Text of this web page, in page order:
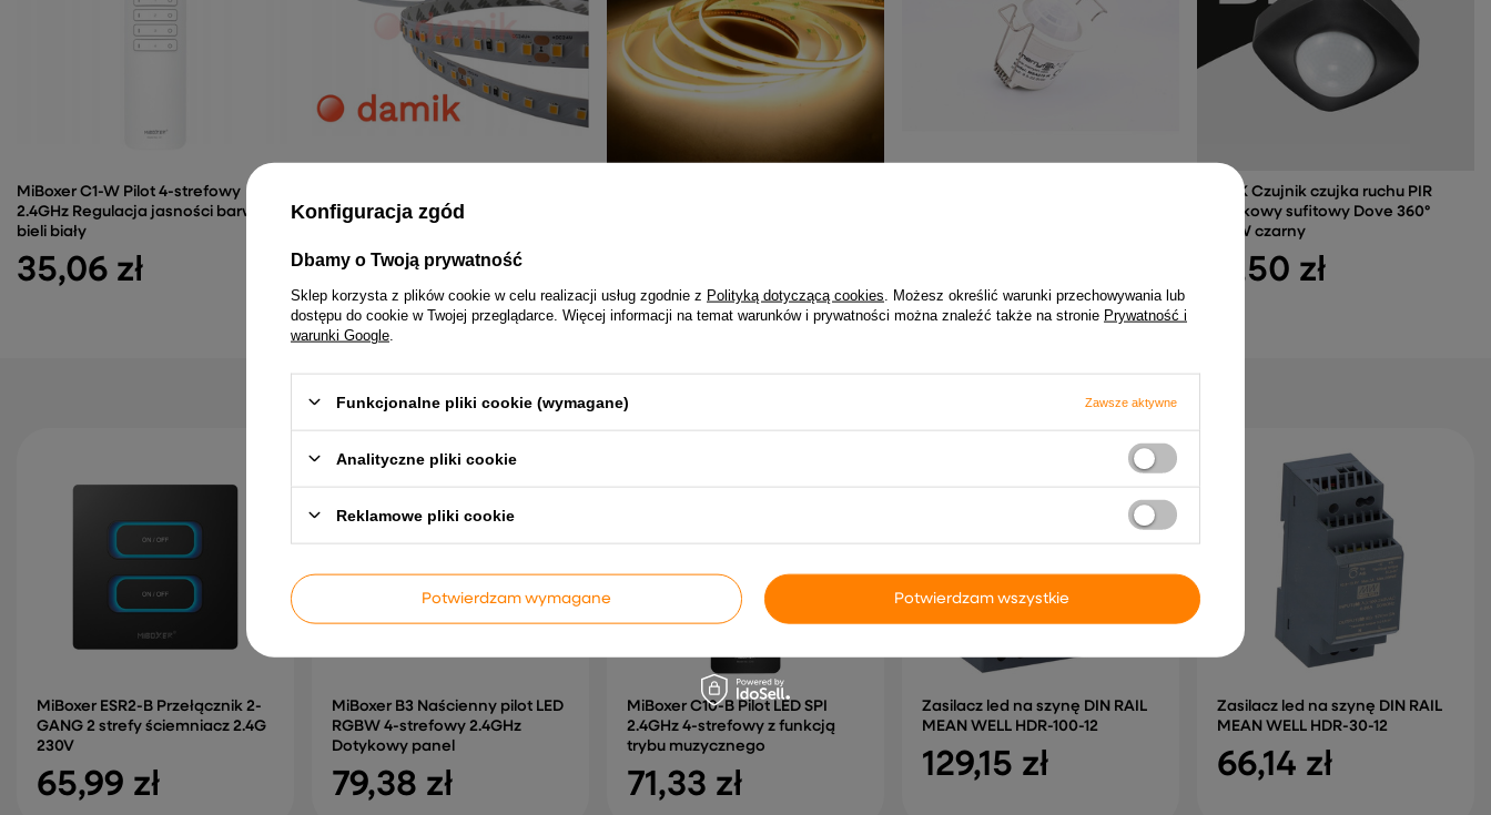
MiBoxer C1-W Pilot 4-strefowy
2.4GHz Regulacja jasności barwy
bieli biały
35,06 zł
4000K 64led-m 1128lm-m szer 8mm
8,98 zł
DAMIK Czujnik czujka ruchu PIR
natynkowy sufitowy Dove 360°
2000W czarny
34,50 zł
NAJCZĘŚCIEJ KUPOWANE RAZEM
MiBoxer ESR2-B Przełącznik 2-
GANG 2 strefy ściemniacz 2.4G
230V
65,99 zł
MiBoxer B3 Naścienny pilot LED
RGBW 4-strefowy 2.4GHz
Dotykowy panel
79,38 zł
MiBoxer C10-B Pilot LED SPI
2.4GHz 4-strefowy z funkcją
trybu muzycznego
71,33 zł
Zasilacz led na szynę DIN RAIL
MEAN WELL HDR-100-12
129,15 zł
Zasilacz led na szynę DIN RAIL
MEAN WELL HDR-30-12
66,14 zł
Konfiguracja zgód
Dbamy o Twoją prywatność
Sklep korzysta z plików cookie w celu realizacji usług zgodnie z Polityką dotyczącą cookies . Możesz określić warunki przechowywania lub
dostępu do cookie w Twojej przeglądarce. Więcej informacji na temat warunków i prywatności można znaleźć także na stronie Prywatność i
warunki Google
Funkcjonalne pliki cookie (wymagane) Zawsze aktywne
Analityczne pliki cookie
Reklamowe pliki cookie
Potwierdzam wymagane Potwierdzam wszystkie